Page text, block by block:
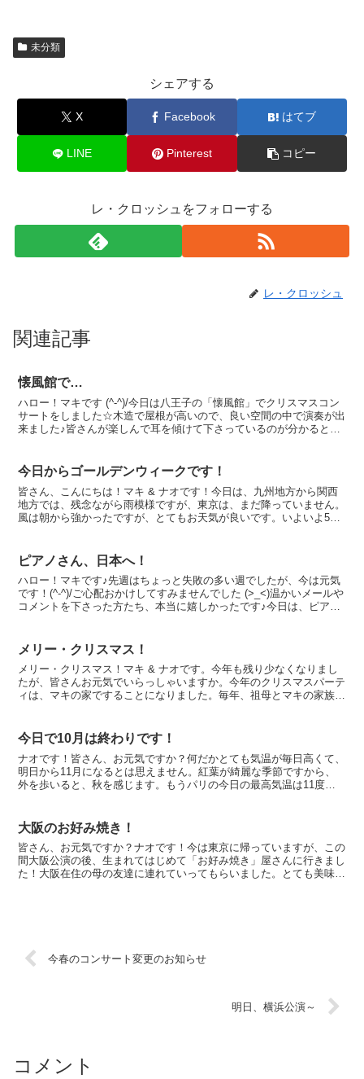
未分類
シェアする
X Facebook はてブ
LINE Pinterest コピー
レ・クロッシュをフォローする
レ・クロッシュ
関連記事
懐風館で…
ハロー！マキです (^-^)/今日は八王子の「懐風館」でクリスマスコン
サートをしました☆木造で屋根が高いので、良い空間の中で演奏が出
来ました♪皆さんが楽しんで耳を傾けて下さっているのが分かると、
今日からゴールデンウィークです！
皆さん、こんにちは！マキ & ナオです！今日は、九州地方から関西
地方では、残念ながら雨模様ですが、東京は、まだ降っていません。
風は朝から強かったですが、とてもお天気が良いです。いよいよ5月
ピアノさん、日本へ！
ハロー！マキです♪先週はちょっと失敗の多い週でしたが、今は元気
です！(^-^)/ご心配おかけしてすみませんでした (>_<)温かいメールや
コメントを下さった方たち、本当に嬉しかったです♪今日は、ピアノ
メリー・クリスマス！
メリー・クリスマス！マキ & ナオです。今年も残り少なくなりまし
たが、皆さんお元気でいらっしゃいますか。今年のクリスマスパーテ
ィは、マキの家ですることになりました。毎年、祖母とマキの家族を
今日で10月は終わりです！
ナオです！皆さん、お元気ですか？何だかとても気温が毎日高くて、
明日から11月になるとは思えません。紅葉が綺麗な季節ですから、
外を歩いると、秋を感じます。もうパリの今日の最高気温は11度、
大阪のお好み焼き！
皆さん、お元気ですか？ナオです！今は東京に帰っていますが、この
間大阪公演の後、生まれてはじめて「お好み焼き」屋さんに行きまし
た！大阪在住の母の友達に連れていってもらいました。とても美味し
今春のコンサート変更のお知らせ
明日、横浜公演～
コメント